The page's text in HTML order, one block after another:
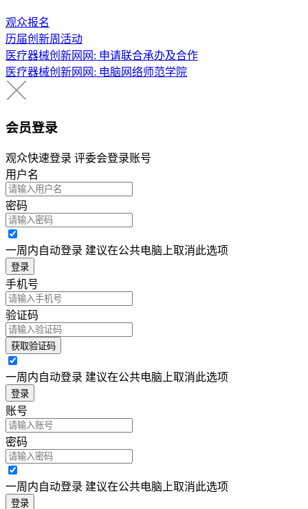
观众报名
历届创新周活动
医疗器械创新网网: 申请联合承办及合作
医疗器械创新网网: 电脑网络师范学院
会员登录
观众快速登录 评委会登录账号
用户名
密码
一周内自动登录 建议在公共电脑上取消此选项
登录
手机号
验证码
获取验证码
一周内自动登录 建议在公共电脑上取消此选项
登录
账号
密码
一周内自动登录 建议在公共电脑上取消此选项
登录